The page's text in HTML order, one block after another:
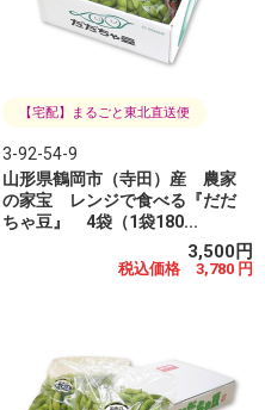
【宅配】まるごと東北直送便
3-92-54-9
山形県鶴岡市（寺田）産 農家
の家宝 レンジで食べる『だだ
ちゃ豆』 4袋（1袋180...
3,500円
税込価格 3,780 円